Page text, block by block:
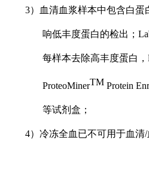
3）血清血浆样本中包含白蛋
响低丰度蛋白的检出；
每样本去除高丰度蛋白
ProteoMinerTM Protein
等试剂盒；
4）冷冻全血已不可用于血清/